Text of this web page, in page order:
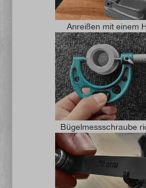
Anreißen mit einem
Bügelmessschraube